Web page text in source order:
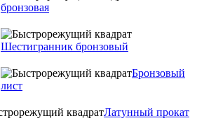
бронзовая
Шестигранник бронзовый
Бронзовый
лист
Латунный прокат